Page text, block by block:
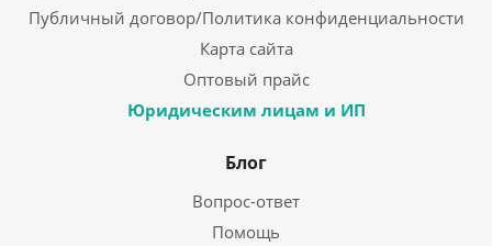
Публичный договор/Политика конфиденциальности
Карта сайта
Оптовый прайс
Юридическим лицам и ИП
Блог
Вопрос-ответ
Помощь